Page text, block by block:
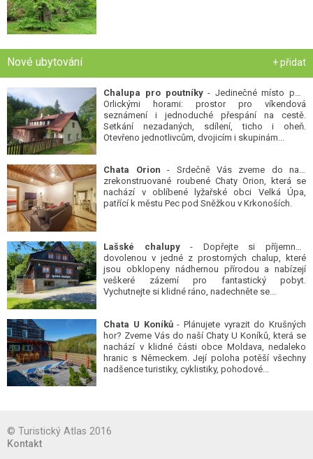
Nové ubytování + přidat
Chalupa pro poutníky- Jedinečné místo pod
Orlickými horami: prostor pro víkendová
seznámení i jednoduché přespání na cestě.
Setkání nezadaných, sdílení, ticho i oheň.
Otevřeno jednotlivcům, dvojicím i skupinám...
Chata Orion - Srdečně Vás zveme do naší
zrekonstruované roubené Chaty Orion, která se
nachází v oblíbené lyžařské obci Velká Úpa,
patřící k městu Pec pod Sněžkou v Krkonoších.
Lašské chalupy- Dopřejte si příjemnou
dovolenou v jedné z prostorných chalup, které
jsou obklopeny nádhernou přírodou a nabízejí
veškeré zázemí pro fantastický pobyt.
Vychutnejte si klidné ráno, nadechněte se...
Chata U Koníků- Plánujete vyrazit do Krušných
hor? Zveme Vás do naší Chaty U Koníků, která se
nachází v klidné části obce Moldava, nedaleko
hranic s Německem. Její poloha potěší všechny
nadšence turistiky, cyklistiky, pohodové...
© Turistický Atlas 2016
Kontakt